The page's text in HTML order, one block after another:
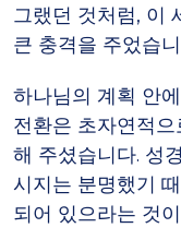
그랬던 것처럼, 이
큰 충격을 주었습니
하나님의 계획 안
전환은 초자연적
해 주셨습니다. 성
시지는 분명했기
되어 있으라는 것